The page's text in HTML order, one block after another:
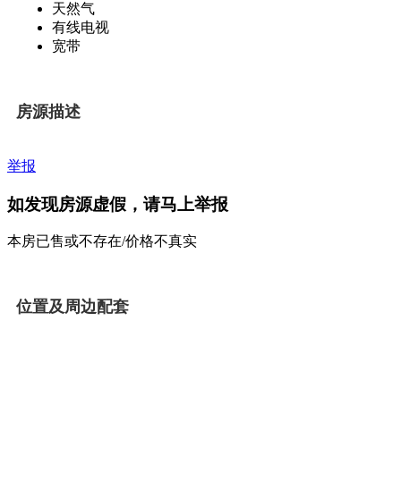
天然气
有线电视
宽带
房源描述
举报
如发现房源虚假，请马上举报
本房已售或不存在/价格不真实
位置及周边配套